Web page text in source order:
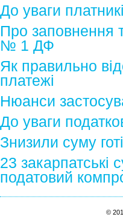
До уваги
Про заповнення
№ 1 ДФ
Як правильно
платежі
Нюанси
До уваги
Знизили суму
23 закарпатські
податовий
©